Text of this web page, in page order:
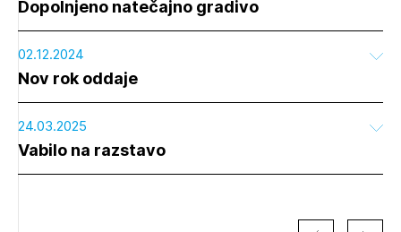
Dopolnjeno natečajno gradivo
02.12.2024
Nov rok oddaje
24.03.2025
Vabilo na razstavo